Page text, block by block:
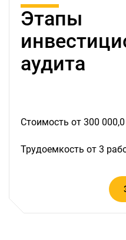
Этапы
аудита
Стоимость от 300 000,0
Трудоемкость от 3